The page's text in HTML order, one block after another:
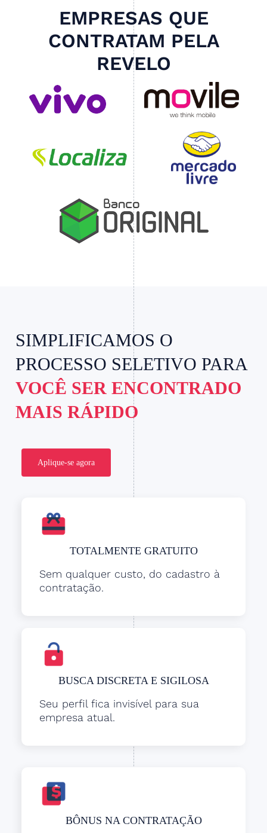
EMPRESAS QUE
CONTRATAM PELA
REVELO
SIMPLIFICAMOS O
PROCESSO SELETIVO PARA
VOCÊ SER ENCONTRADO
MAIS RÁPIDO
Aplique-se agora
TOTALMENTE GRATUITO
Sem qualquer custo, do cadastro à
contratação.
BUSCA DISCRETA E SIGILOSA
Seu perfil fica invisível para sua
empresa atual.
BÔNUS NA CONTRATAÇÃO